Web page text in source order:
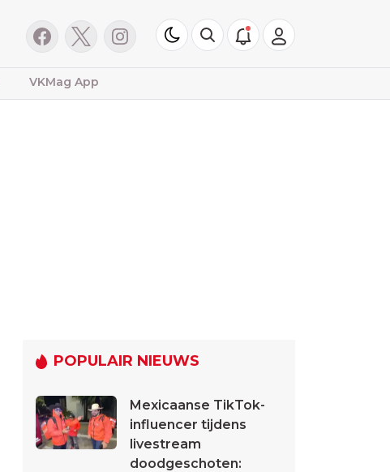
VKMag App
POPULAIR NIEUWS
Mexicaanse TikTok-
influencer tijdens
livestream
doodgeschoten: